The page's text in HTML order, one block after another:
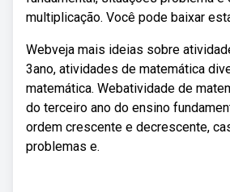
multiplicação. Você pode baixar
Webveja mais ideias sobre
3ano, atividades de matemática
matemática. Webatividade de
do terceiro ano do ensino
ordem crescente e decrescente,
problemas e.